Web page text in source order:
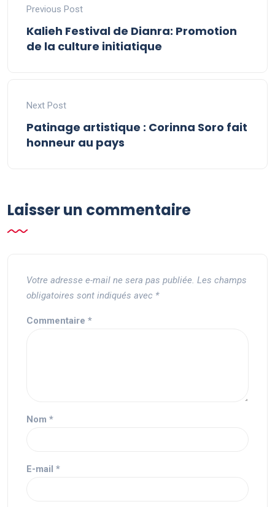
Previous Post
Kalieh Festival de Dianra: Promotion
de la culture initiatique
Next Post
Patinage artistique : Corinna Soro fait
honneur au pays
Laisser un commentaire
Votre adresse e-mail ne sera pas publiée. Les champs
obligatoires sont indiqués avec *
Commentaire *
Nom *
E-mail *